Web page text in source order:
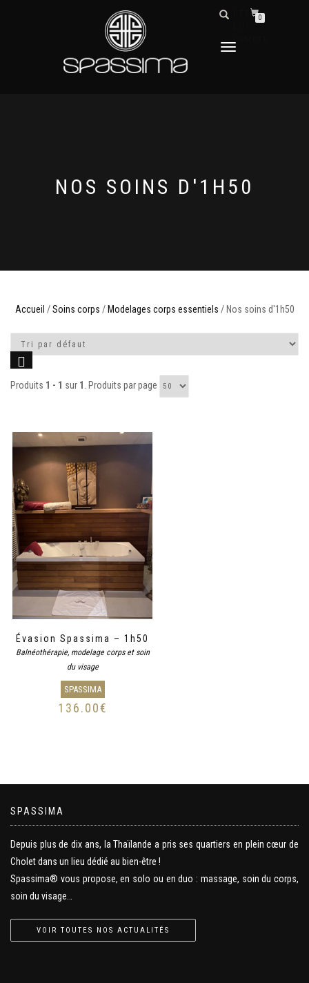
DÉPLIER
DÉTAILS
0
NOS SOINS D'1H50
Accueil /Soins corps / Modelages corps essentiels / Nos soins d'1h50
Produits 1 - 1 sur 1 . Produits par page
Évasion Spassima – 1h50
Balnéothérapie, modelage corps et soin
du visage
SPASSIMA
136.00€
SPASSIMA
Depuis plus de dix ans, la Thaïlande a pris ses quartiers en plein cœur de
Cholet dans un lieu dédié au bien-être !
Spassima® vous propose, en solo ou en duo : massage, soin du corps,
soin du visage…
VOIR TOUTES NOS ACTUALITÉS